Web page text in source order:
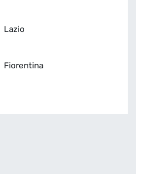
Lazio
Fiorentina